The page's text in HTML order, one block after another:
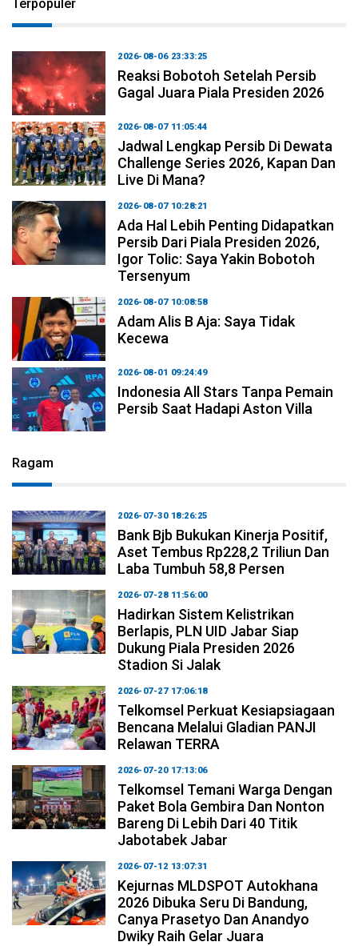
Terpopuler
2026-08-06 23:33:25
Reaksi Bobotoh Setelah Persib
Gagal Juara Piala Presiden 2026
2026-08-07 11:05:44
Jadwal Lengkap Persib Di Dewata
Challenge Series 2026, Kapan Dan
Live Di Mana?
2026-08-07 10:28:21
Ada Hal Lebih Penting Didapatkan
Persib Dari Piala Presiden 2026,
Igor Tolic: Saya Yakin Bobotoh
Tersenyum
2026-08-07 10:08:58
Adam Alis B Aja: Saya Tidak
Kecewa
2026-08-01 09:24:49
Indonesia All Stars Tanpa Pemain
Persib Saat Hadapi Aston Villa
Ragam
2026-07-30 18:26:25
Bank Bjb Bukukan Kinerja Positif,
Aset Tembus Rp228,2 Triliun Dan
Laba Tumbuh 58,8 Persen
2026-07-28 11:56:00
Hadirkan Sistem Kelistrikan
Berlapis, PLN UID Jabar Siap
Dukung Piala Presiden 2026
Stadion Si Jalak
2026-07-27 17:06:18
Telkomsel Perkuat Kesiapsiagaan
Bencana Melalui Gladian PANJI
Relawan TERRA
2026-07-20 17:13:06
Telkomsel Temani Warga Dengan
Paket Bola Gembira Dan Nonton
Bareng Di Lebih Dari 40 Titik
Jabotabek Jabar
2026-07-12 13:07:31
Kejurnas MLDSPOT Autokhana
2026 Dibuka Seru Di Bandung,
Canya Prasetyo Dan Anandyo
Dwiky Raih Gelar Juara